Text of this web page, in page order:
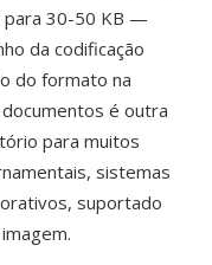
para 30-50 KB —
da codificação
do formato na
é outra
para muitos
sistemas
suportado